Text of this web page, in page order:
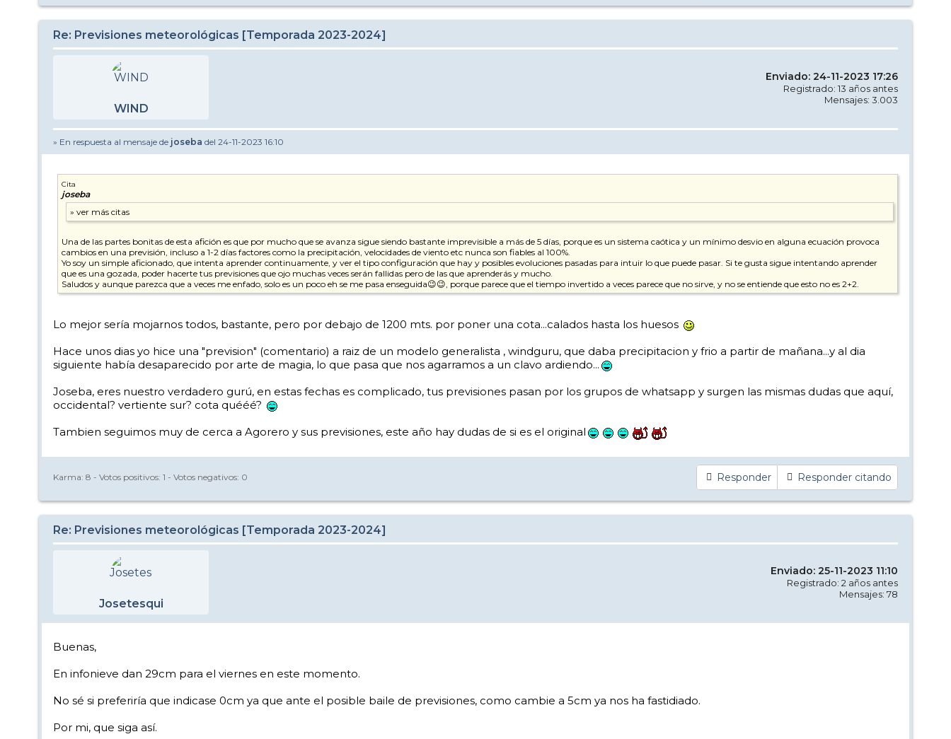
Re: Previsiones meteorológicas [Temporada 2023-2024]
WIND
Enviado: 24-11-2023 17:26
Registrado: 13 años antes
Mensajes: 3.003
» En respuesta al mensaje de joseba del 24-11-2023 16:10
Cita
joseba
Una de las partes bonitas de esta afición es que por mucho que se avanza sigue siendo bastante imprevisible a más de 5 días, porque es un sistema caótica y un mínimo desvio en alguna ecuación provoca
cambios en una previsión, incluso a 1-2 días factores como la precipitación, velocidades de viento etc nunca son fiables al 100%.
Yo soy un simple aficionado, que intenta aprender continuamente, y ver el tipo configuración que hay y posibles evoluciones pasadas para intuir lo que puede pasar. Si te gusta sigue intentando aprender
que es una gozada, poder hacerte tus previsiones que ojo muchas veces serán fallidas pero de las que aprenderás y mucho.
Saludos y aunque parezca que a veces me enfado, solo es un poco eh se me pasa enseguida😉😉, porque parece que el tiempo invertido a veces parece que no sirve, y no se entiende que esto no es 2+2.
Lo mejor sería mojarnos todos, bastante, pero por debajo de 1200 mts. por poner una cota...calados hasta los huesos
Hace unos dias yo hice una "prevision" (comentario) a raiz de un modelo generalista , windguru, que daba precipitacion y frio a partir de mañana...y al dia
siguiente había desaparecido por arte de magia, lo que pasa que nos agarramos a un clavo ardiendo...
Joseba, eres nuestro verdadero gurú, en estas fechas es complicado, tus previsiones pasan por los grupos de whatsapp y surgen las mismas dudas que aquí,
occidental? vertiente sur? cota quééé?
Tambien seguimos muy de cerca a Agorero y sus previsiones, este año hay dudas de si es el original
Responder Responder citando
Karma: 8 - Votos positivos: 1 - Votos negativos: 0
Re: Previsiones meteorológicas [Temporada 2023-2024]
Josetesqui
Enviado: 25-11-2023 11:10
Registrado: 2 años antes
Mensajes: 78
Buenas,
En infonieve dan 29cm para el viernes en este momento.
No sé si preferiría que indicase 0cm ya que ante el posible baile de previsiones, como cambie a 5cm ya nos ha fastidiado.
Por mi, que siga así.